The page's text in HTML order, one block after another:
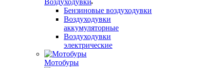
Воздуходувки
Бензиновые воздуходувки
Воздуходувки
аккумуляторные
Воздуходувки
электрические
Мотобуры